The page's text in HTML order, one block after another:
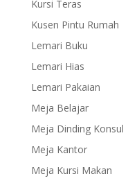
Kursi Teras
Kusen Pintu Rumah
Lemari Buku
Lemari Hias
Lemari Pakaian
Meja Belajar
Meja Dinding Konsul
Meja Kantor
Meja Kursi Makan